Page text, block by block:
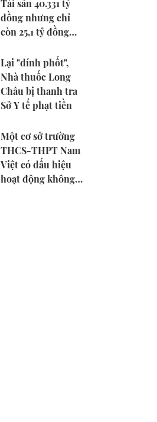
Tài sản 40.331 tỷ
đồng nhưng chỉ
còn 25,1 tỷ đồng
Lại "dính phốt",
Nhà thuốc Long
Châu bị thanh tra
Sở Y tế phạt tiền
Một cơ sở trường
THCS-THPT Nam
Việt có dấu hiệu
hoạt động không